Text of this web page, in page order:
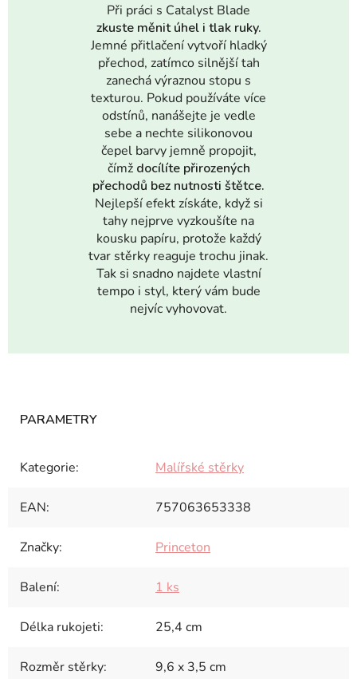
Při práci s Catalyst Blade
zkuste měnit úhel i tlak ruky.
Jemné přitlačení vytvoří hladký
přechod, zatímco silnější tah
zanechá výraznou stopu s
texturou. Pokud používáte více
odstínů, nanášejte je vedle
sebe a nechte silikonovou
čepel barvy jemně propojit,
čímž docílíte přirozených
přechodů bez nutnosti štětce.
Nejlepší efekt získáte, když si
tahy nejprve vyzkoušíte na
kousku papíru, protože každý
tvar stěrky reaguje trochu jinak.
Tak si snadno najdete vlastní
tempo i styl, který vám bude
nejvíc vyhovovat.
Kategorie: Malířské stěrky
EAN: 757063653338
Značky: Princeton
Balení: 1 ks
Délka rukojeti: 25,4 cm
Rozměr stěrky: 9,6 x 3,5 cm